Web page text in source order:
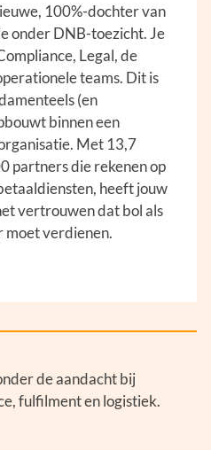
100%-dochter van
onder DNB-toezicht. Je
Legal, de
teams. Dit is
(en
binnen een
Met 13,7
partners die rekenen op
heeft jouw
vertrouwen dat bol als
moet verdienen.
de aandacht bij
fulfilment en logistiek.